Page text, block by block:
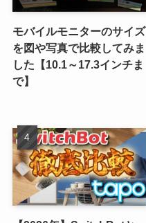
モバイルモニターのサイズ
を図や写真で比較してみま
した【10.1～17.3インチま
で】